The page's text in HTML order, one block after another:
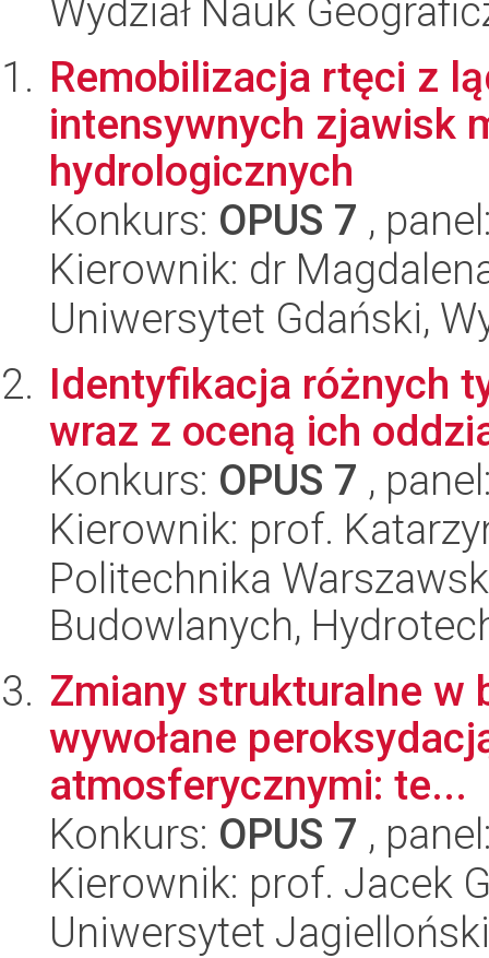
Wydział Nauk
Remobilizacja rtęci z
intensywnych zjawisk
hydrologicznych
Konkurs: OPUS 7 ,
Kierownik: dr
Uniwersytet Gdański,
Identyfikacja różnych
wraz z oceną ich
Konkurs: OPUS 7 ,
Kierownik: prof.
Politechnika
Budowlanych,
Zmiany strukturalne w
wywołane
atmosferycznymi: te...
Konkurs: OPUS 7 ,
Kierownik: prof. Jacek
Uniwersytet